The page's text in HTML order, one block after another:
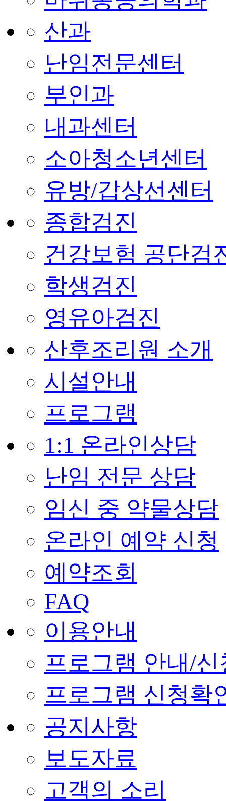
산과
난임전문센터
부인과
내과센터
소아청소년센터
유방/갑상선센터
종합검진
건강보험 공단검
학생검진
영유아검진
산후조리원 소개
시설안내
프로그램
1:1 온라인상담
난임 전문 상담
임신 중 약물상담
온라인 예약 신청
예약조회
FAQ
이용안내
프로그램 안내/신
프로그램 신청확
공지사항
보도자료
고객의 소리